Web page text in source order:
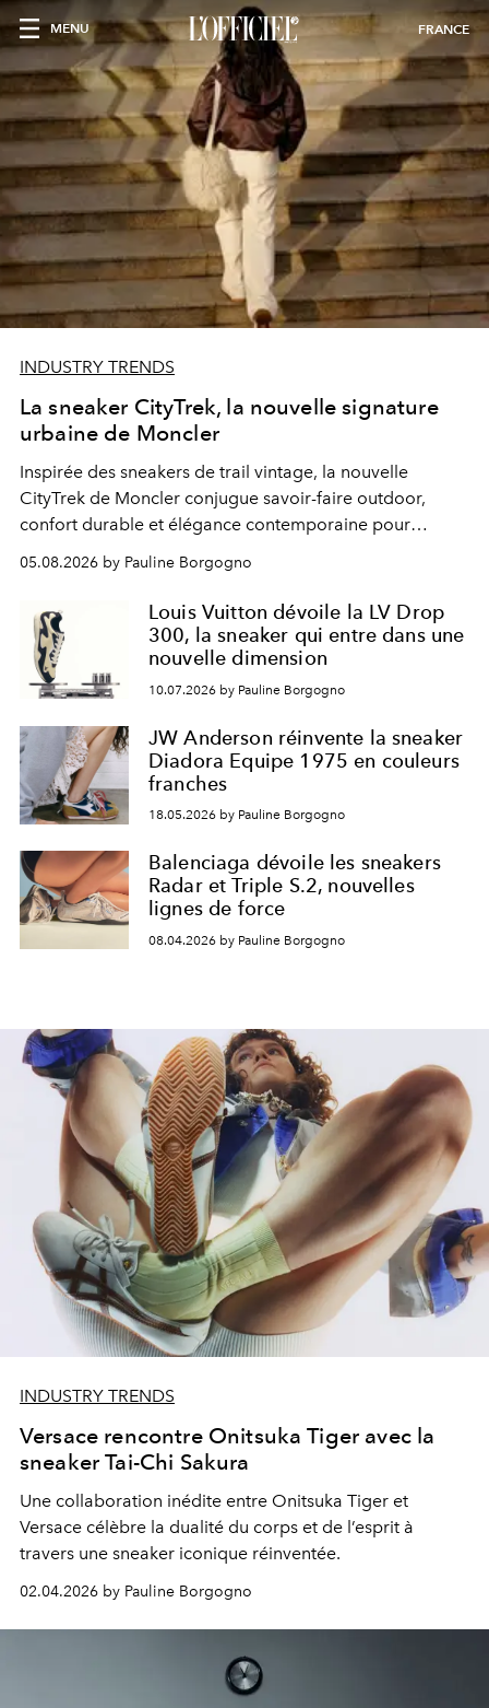
MENU FRANCE
INDUSTRY TRENDS
La sneaker CityTrek, la nouvelle signature
urbaine de Moncler
Inspirée des sneakers de trail vintage, la nouvelle
CityTrek de Moncler conjugue savoir-faire outdoor,
confort durable et élégance contemporaine pour
accompagner les explorations du quotidien.
05.08.2026 by Pauline Borgogno
Louis Vuitton dévoile la LV Drop
300, la sneaker qui entre dans une
nouvelle dimension
10.07.2026 by Pauline Borgogno
JW Anderson réinvente la sneaker
Diadora Equipe 1975 en couleurs
franches
18.05.2026 by Pauline Borgogno
Balenciaga dévoile les sneakers
Radar et Triple S.2, nouvelles
lignes de force
08.04.2026 by Pauline Borgogno
INDUSTRY TRENDS
Versace rencontre Onitsuka Tiger avec la
sneaker Tai-Chi Sakura
Une collaboration inédite entre Onitsuka Tiger et
Versace célèbre la dualité du corps et de l’esprit à
travers une sneaker iconique réinventée.
02.04.2026 by Pauline Borgogno